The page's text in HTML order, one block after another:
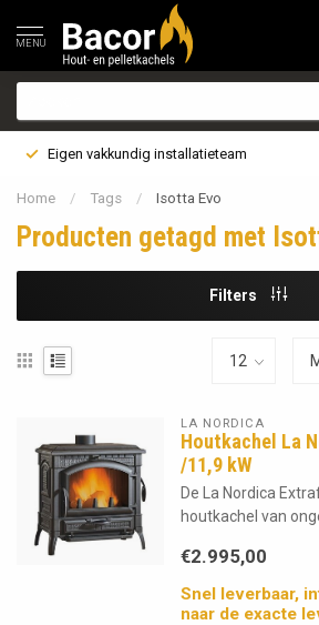
MENU
Eigen vakkundig installatieteam
Home / Tags / Isotta Evo
Producten getagd met
Filters
LA NORDICA
Houtkachel La
/11,9 kW
De La Nordica
houtkachel van
€2.995,00
Snel leverbaar,
naar de exacte